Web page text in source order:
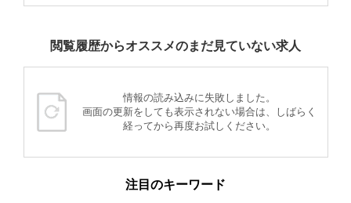
閲覧履歴からオススメのまだ見ていない求人
情報の読み込みに失敗しました。
画面の更新をしても表示されない場合は、しばらく
経ってから再度お試しください。
注目のキーワード